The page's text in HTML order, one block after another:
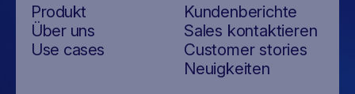
Produkt
Über uns
Use cases
Kundenberichte
Sales kontaktieren
Customer stories
Neuigkeiten